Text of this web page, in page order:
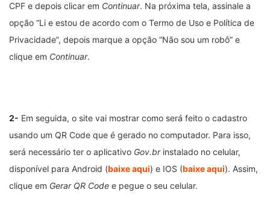
CPF e depois clicar em Continuar. Na próxima tela, assinale a
opção “Li e estou de acordo com o Termo de Uso e Política de
Privacidade”, depois marque a opção “Não sou um robô” e
clique em Continuar.
2- Em seguida, o site vai mostrar como será feito o cadastro
usando um QR Code que é gerado no computador. Para isso,
será necessário ter o aplicativo Gov.brinstalado no celular,
disponível para Android (baixe aqui) e IOS (baixe aqui). Assim,
clique em Gerar QR Code e pegue o seu celular.